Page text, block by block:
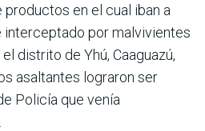
en el cual iban a
por malvivientes
distrito de Yhú, Caaguazú,
asaltantes lograron ser
Policía que venía